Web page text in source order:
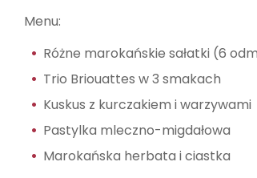
Menu:
Różne marokańskie sałatki (6
Trio Briouattes w 3 smakach
Kuskus z kurczakiem i warzywami
Pastylka mleczno-migdałowa
Marokańska herbata i ciastka